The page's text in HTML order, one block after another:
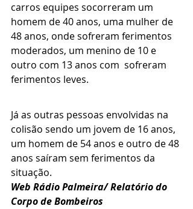
carros equipes socorreram um
homem de 40 anos, uma mulher de
48 anos, onde sofreram ferimentos
moderados, um menino de 10 e
outro com 13 anos com  sofreram
ferimentos leves.
Já as outras pessoas envolvidas na
colisão sendo um jovem de 16 anos,
um homem de 54 anos e outro de 48
anos saíram sem ferimentos da
situação.
Web Rádio Palmeira/ Relatório do
Corpo de Bombeiros